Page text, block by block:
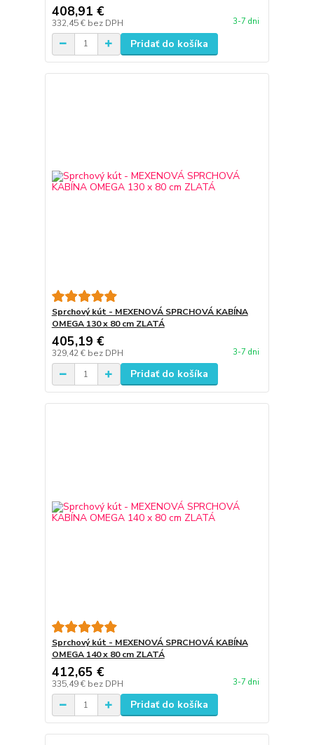
408,91 €
332,45 € bez DPH 3-7 dni
Pridať do košíka
Sprchový kút - MEXENOVÁ SPRCHOVÁ KABÍNA
OMEGA 130 x 80 cm ZLATÁ
405,19 €
329,42 € bez DPH 3-7 dni
Pridať do košíka
Sprchový kút - MEXENOVÁ SPRCHOVÁ KABÍNA
OMEGA 140 x 80 cm ZLATÁ
412,65 €
335,49 € bez DPH 3-7 dni
Pridať do košíka